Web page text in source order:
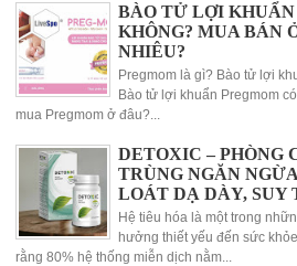
BÀO TỬ LỢI
KHÔNG? MUA BÁN
NHIÊU?
Pregmom là gì? Bào tử lợi
Bào tử lợi khuẩn Pregmom
mua Pregmom ở đâu?...
DETOXIC – PHÒNG
TRÙNG NGĂN
LOÁT DẠ DÀY, SUY
Hệ tiêu hóa là một trong
hưởng thiết yếu đến sức
rằng 80% hệ thống miễn dịch nằm...